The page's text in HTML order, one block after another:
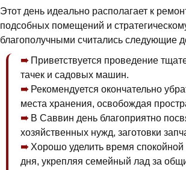
Этот день идеально располагает к
подсобных помещений и
благополучными считались следующие
Приветствуется проведение
тачек и садовых машин.
Рекомендуется окончательно
места хранения, освобождая
В Саввин день благоприятно
хозяйственных нужд, заготовки
Хорошо уделить время
дня, укрепляя семейный лад за